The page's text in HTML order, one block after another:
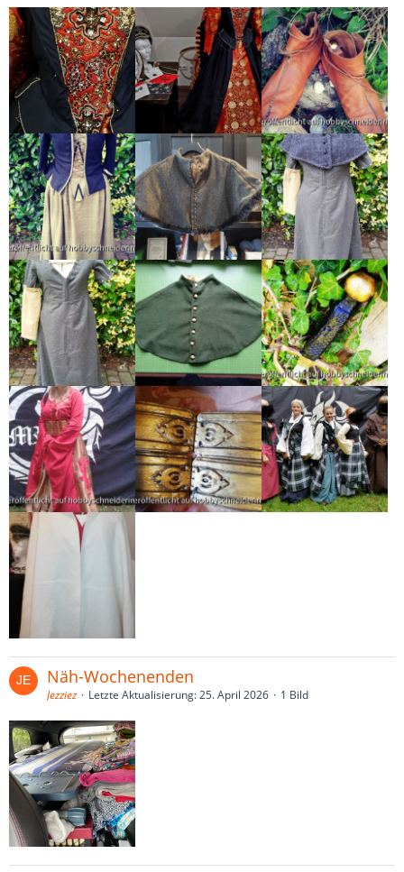
Näh-Wochenenden
Jezziez Letzte Aktualisierung:25. April 2026 1 Bild